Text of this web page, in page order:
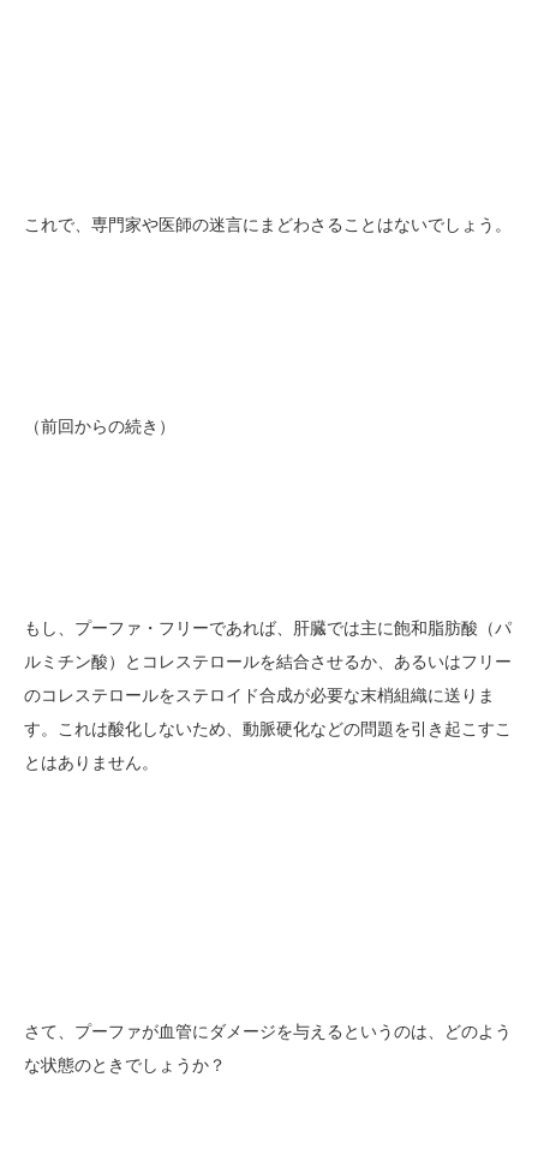
これで、専門家や医師の迷言にまどわさることはないでしょう。
（前回からの続き）
もし、プーファ・フリーであれば、肝臓では主に飽和脂肪酸（パ
ルミチン酸）とコレステロールを結合させるか、あるいはフリー
のコレステロールをステロイド合成が必要な末梢組織に送りま
す。これは酸化しないため、動脈硬化などの問題を引き起こすこ
とはありません。
さて、プーファが血管にダメージを与えるというのは、どのよう
な状態のときでしょうか？